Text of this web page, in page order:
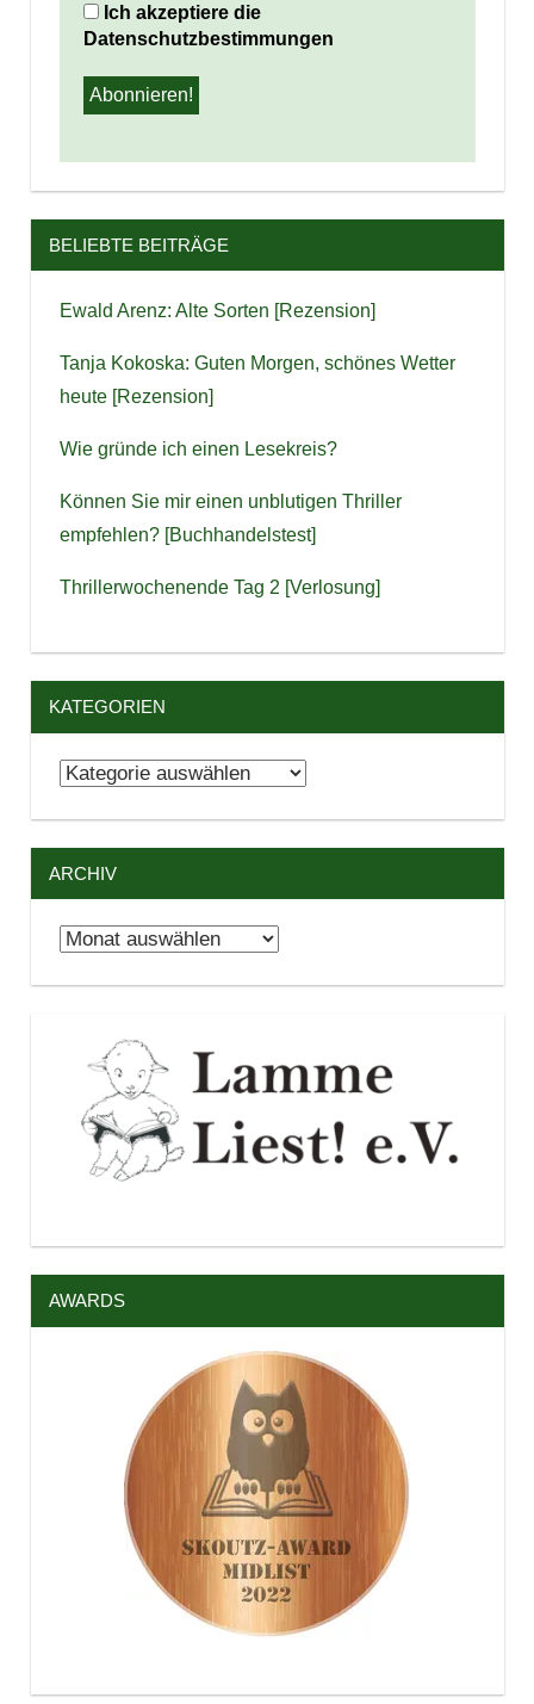
Ich akzeptiere die
Datenschutzbestimmungen
BELIEBTE BEITRÄGE
Ewald Arenz: Alte Sorten [Rezension]
Tanja Kokoska: Guten Morgen, schönes Wetter
heute [Rezension]
Wie gründe ich einen Lesekreis?
Können Sie mir einen unblutigen Thriller
empfehlen? [Buchhandelstest]
Thrillerwochenende Tag 2 [Verlosung]
KATEGORIEN
Kategorien
ARCHIV
Archiv
AWARDS